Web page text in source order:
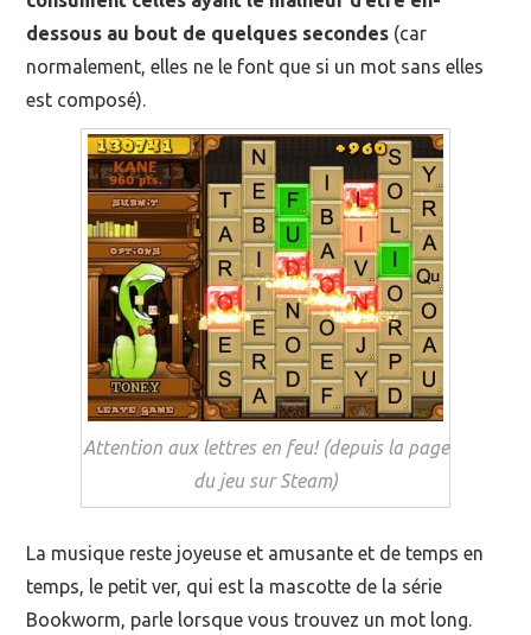
dessous au bout de quelques secondes (car
normalement, elles ne le font que si un mot sans elles
est composé).
Attention aux lettres en feu! (depuis la page
du jeu sur Steam)
La musique reste joyeuse et amusante et de temps en
temps, le petit ver, qui est la mascotte de la série
Bookworm, parle lorsque vous trouvez un mot long.